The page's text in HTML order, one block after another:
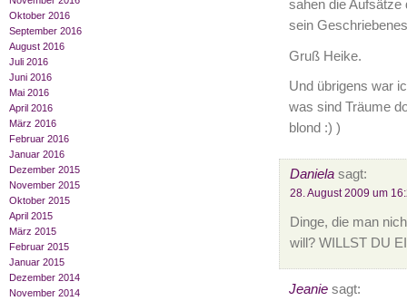
Oktober 2016
September 2016
August 2016
Juli 2016
Juni 2016
Mai 2016
April 2016
März 2016
Februar 2016
Januar 2016
Dezember 2015
November 2015
Oktober 2015
April 2015
März 2015
Februar 2015
Januar 2015
Dezember 2014
November 2014
sahen die Aufsätze
sein
Gruß Heike.
Und übrigens war
was sind Träume
blond :) )
Danielasagt:
28. August 2009 um
Dinge, die man
will? WILLST DU
Jeaniesagt: